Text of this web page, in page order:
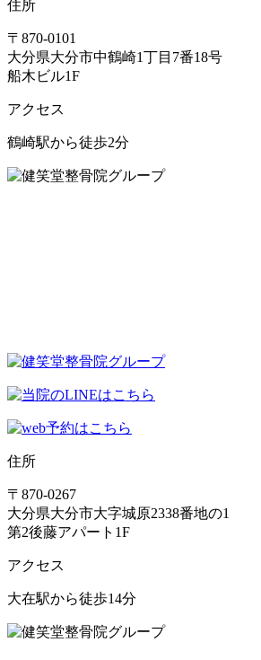
住所
〒870-0101
大分県大分市中鶴崎1丁目7番18号
船木ビル1F
アクセス
鶴崎駅から徒歩2分
住所
〒870-0267
大分県大分市大字城原2338番地の1
第2後藤アパート1F
アクセス
大在駅から徒歩14分